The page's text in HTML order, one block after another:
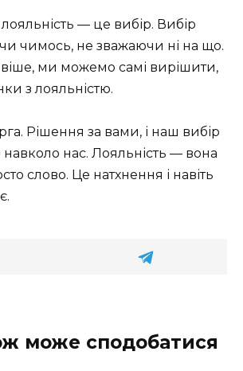
— це вибір. Вибір
чимось, не зважаючи ні на що.
ми можемо самі вирішити,
з лояльністю.
Рішення за вами, і наш вибір
нас. Лояльність — вона
слово. Це натхнення і навіть
може сподобатися